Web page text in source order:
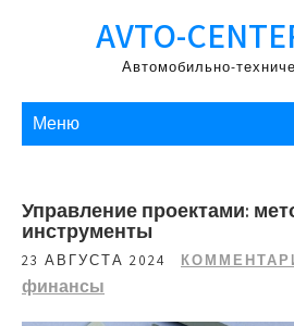
AVTO-
Автомобильно-
Меню
Управление проектами:
инструменты
23 АВГУСТА 2024
финансы